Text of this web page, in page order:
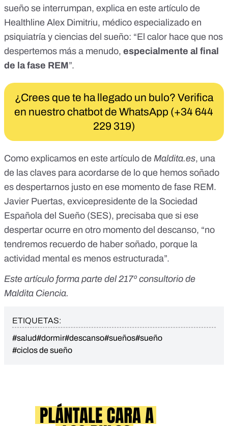
sueño se interrumpan, explica en este artículo de
Healthline Alex Dimitriu, médico especializado en
psiquiatría y ciencias del sueño: “El calor hace que nos
despertemos más a menudo, especialmente al final
de la fase REM”.
¿Crees que te ha llegado un bulo? Verifica
en nuestro chatbot de WhatsApp (+34 644
229 319)
Como explicamos en este artículo de Maldita.es, una
de las claves para acordarse de lo que hemos soñado
es despertarnos justo en ese momento de fase REM.
Javier Puertas, exvicepresidente de la Sociedad
Española del Sueño (SES), precisaba que si ese
despertar ocurre en otro momento del descanso, “no
tendremos recuerdo de haber soñado, porque la
actividad mental es menos estructurada”.
Este artículo forma parte del217º consultorio de
Maldita Ciencia.
ETIQUETAS:
#salud#dormir#descanso#sueños#sueño
#ciclos de sueño